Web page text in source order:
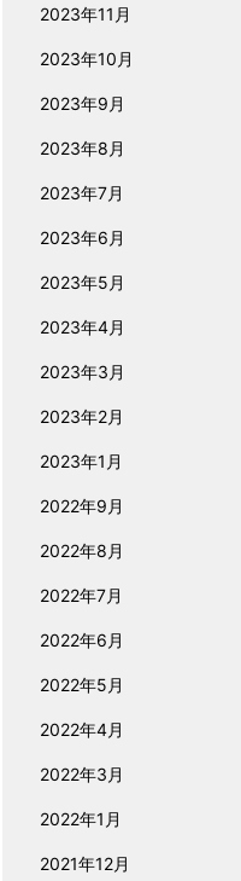
2023年11月
2023年10月
2023年9月
2023年8月
2023年7月
2023年6月
2023年5月
2023年4月
2023年3月
2023年2月
2023年1月
2022年9月
2022年8月
2022年7月
2022年6月
2022年5月
2022年4月
2022年3月
2022年1月
2021年12月